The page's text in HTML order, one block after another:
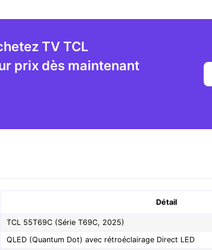
TV TCL
prix dès maintenant
Détail
TCL 55T69C (Série T69C, 2025)
QLED (Quantum Dot) avec rétroéclairage Direct LED